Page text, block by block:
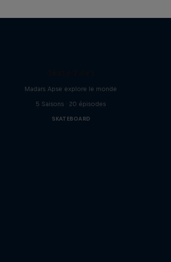
Madars Apse explore le monde
5 Saisons · 20 épisodes
SKATEBOARD